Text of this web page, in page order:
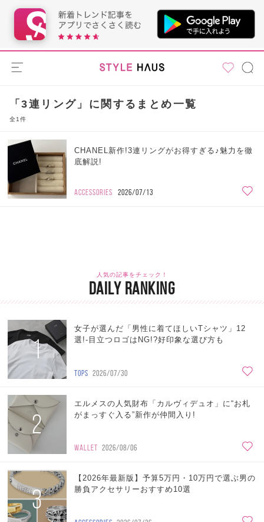
「3連リング」に関するまとめ一覧
全1件
CHANEL新作!3連リングがお得すぎる♪魅力を徹
底解説!
ACCESSORIES 2026/07/13
人気の記事をチェック！
DAILY RANKING
1
女子が選んだ「男性に着てほしいTシャツ」12
選!-目立つロゴはNG!?好印象な選び方も
TOPS 2026/07/30
2
エルメスの人気財布「カルヴィデュオ」に“お札
がまっすぐ入る”新作が仲間入り!
WALLET 2026/08/06
3
【2026年最新版】予算5万円・10万円で選ぶ男の
勝負アクセサリーおすすめ10選